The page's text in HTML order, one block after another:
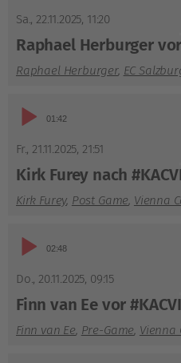
Sa., 22.11.2025, 11:20
Raphael Herburger vor
Raphael Herburger, EC
Audio-01:42
Fr., 21.11.2025, 21:51
Kirk Furey nach
Kirk Furey, Post Game, Vienna
Audio-02:48
Do., 20.11.2025, 09:15
Finn van Ee vor
Finn van Ee, Pre-Game, Vienna